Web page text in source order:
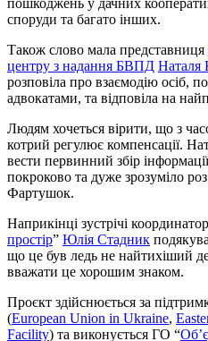
споруди та багато інших.
Також слово мала представниця
центру з надання БВПД Наталя
розповіла про взаємодію осіб,
адвокатами, та відповіла на
Людям хочеться вірити, що з
котрий регулює компенсації.
вести первинний збір
покроково та дуже зрозуміло
Фартушок.
Наприкінці зустрічі
простір” Юлія Стадник
що це був ледь не найтихіший
вважати це хорошим знаком.
Проєкт здійснюється за
(European Union in Ukraine,
Facility) та виконується ГО “